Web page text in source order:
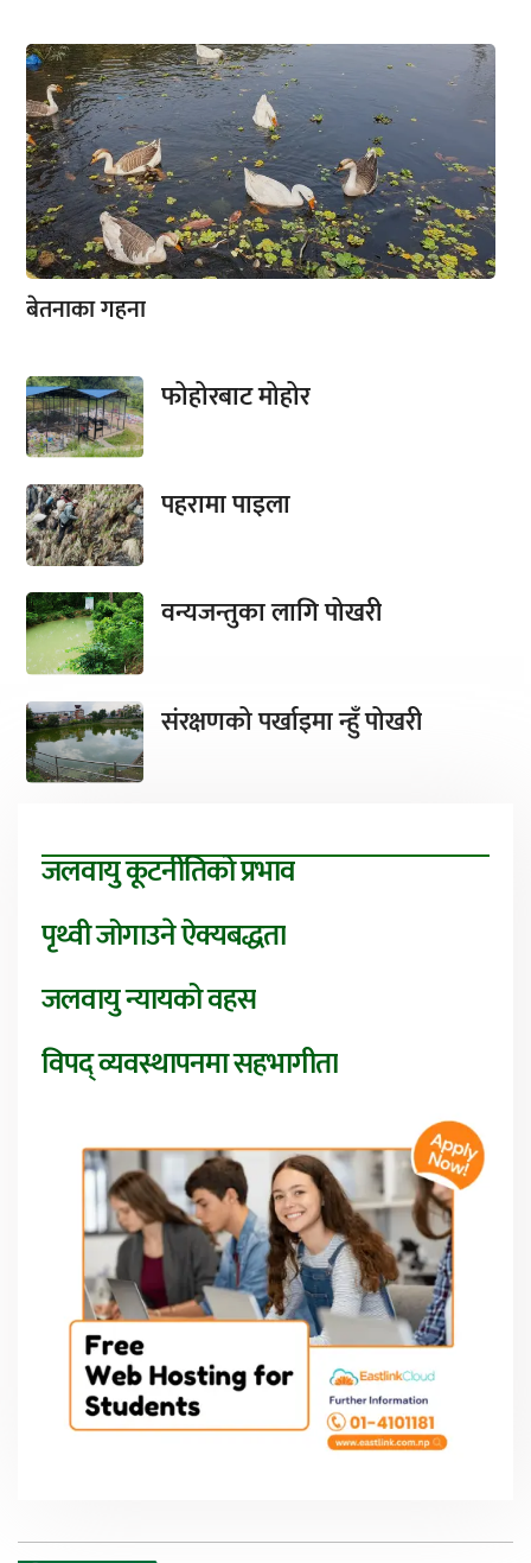
बेतनाका गहना
फोहोरबाट मोहोर
पहरामा पाइला
वन्यजन्तुका लागि पोखरी
संरक्षणको पर्खाइमा न्हुँ पोखरी
जलवायु कूटनीतिको प्रभाव
पृथ्वी जोगाउने ऐक्यबद्धता
जलवायु न्यायको वहस
विपद् व्यवस्थापनमा सहभागीता